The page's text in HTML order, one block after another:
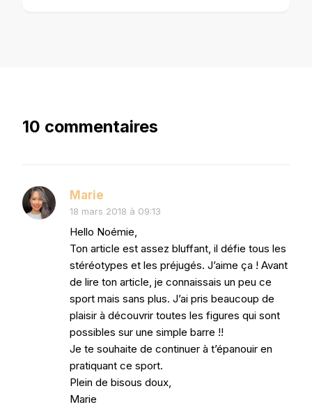
10 commentaires
Marie
18 mars 2018 à 09:13
Hello Noémie,
Ton article est assez bluffant, il défie tous les
stéréotypes et les préjugés. J’aime ça ! Avant
de lire ton article, je connaissais un peu ce
sport mais sans plus. J’ai pris beaucoup de
plaisir à découvrir toutes les figures qui sont
possibles sur une simple barre !!
Je te souhaite de continuer à t’épanouir en
pratiquant ce sport.
Plein de bisous doux,
Marie